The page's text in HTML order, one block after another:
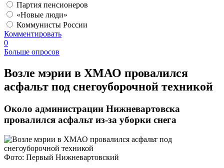
Партия пенсионеров
«Новые люди»
Коммунисты России
Комментировать
0
Больше опросов
​Возле мэрии в ХМАО провалился
асфальт под снегоуборочной техникой
Около администрации Нижневартовска
провалился асфальт из-за уборки снега
Фото: Первый Нижневартовский